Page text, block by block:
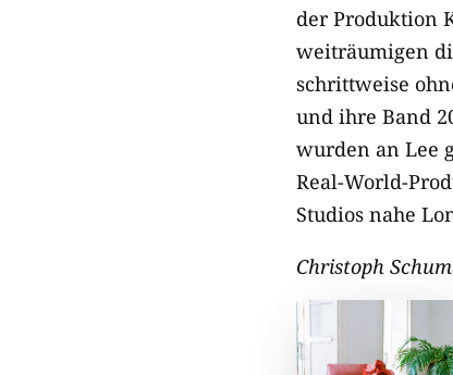
der Produktion
weiträumigen
schrittweise
und ihre Band
wurden an Lee
Real-World-
Studios nahe
Christoph